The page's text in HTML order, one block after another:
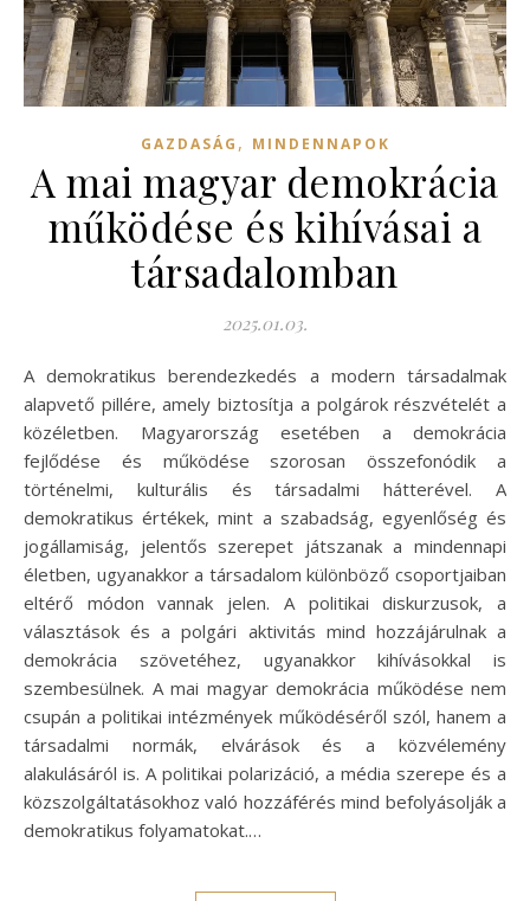
GAZDASÁG , MINDENNAPOK
A mai magyar demokrácia
működése és kihívásai a
társadalomban
2025.01.03.
A demokratikus berendezkedés a modern társadalmak
alapvető pillére, amely biztosítja a polgárok részvételét a
közéletben. Magyarország esetében a demokrácia
fejlődése és működése szorosan összefonódik a
történelmi, kulturális és társadalmi hátterével. A
demokratikus értékek, mint a szabadság, egyenlőség és
jogállamiság, jelentős szerepet játszanak a mindennapi
életben, ugyanakkor a társadalom különböző csoportjaiban
eltérő módon vannak jelen. A politikai diskurzusok, a
választások és a polgári aktivitás mind hozzájárulnak a
demokrácia szövetéhez, ugyanakkor kihívásokkal is
szembesülnek. A mai magyar demokrácia működése nem
csupán a politikai intézmények működéséről szól, hanem a
társadalmi normák, elvárások és a közvélemény
alakulásáról is. A politikai polarizáció, a média szerepe és a
közszolgáltatásokhoz való hozzáférés mind befolyásolják a
demokratikus folyamatokat.…